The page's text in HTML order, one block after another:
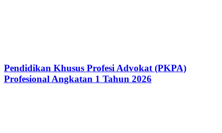
Pendidikan Khusus Profesi Advokat (PKPA)
Profesional Angkatan 1 Tahun 2026